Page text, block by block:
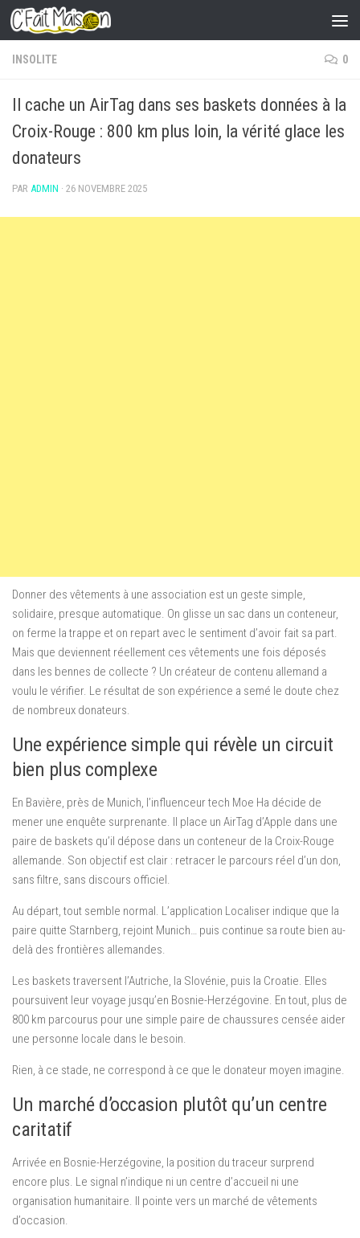
Skip to content
INSOLITE 0
Il cache un AirTag dans ses baskets données à la
Croix-Rouge : 800 km plus loin, la vérité glace les
donateurs
PAR ADMIN · 26 NOVEMBRE 2025
Donner des vêtements à une association est un geste simple,
solidaire, presque automatique. On glisse un sac dans un conteneur,
on ferme la trappe et on repart avec le sentiment d’avoir fait sa part.
Mais que deviennent réellement ces vêtements une fois déposés
dans les bennes de collecte ? Un créateur de contenu allemand a
voulu le vérifier. Le résultat de son expérience a semé le doute chez
de nombreux donateurs.
Une expérience simple qui révèle un circuit
bien plus complexe
En Bavière, près de Munich, l’influenceur tech Moe Ha décide de
mener une enquête surprenante. Il place un AirTag d’Apple dans une
paire de baskets qu’il dépose dans un conteneur de la Croix-Rouge
allemande. Son objectif est clair : retracer le parcours réel d’un don,
sans filtre, sans discours officiel.
Au départ, tout semble normal. L’application Localiser indique que la
paire quitte Starnberg, rejoint Munich… puis continue sa route bien au-
delà des frontières allemandes.
Les baskets traversent l’Autriche, la Slovénie, puis la Croatie. Elles
poursuivent leur voyage jusqu’en Bosnie-Herzégovine. En tout, plus de
800 km parcourus pour une simple paire de chaussures censée aider
une personne locale dans le besoin.
Rien, à ce stade, ne correspond à ce que le donateur moyen imagine.
Un marché d’occasion plutôt qu’un centre
caritatif
Arrivée en Bosnie-Herzégovine, la position du traceur surprend
encore plus. Le signal n’indique ni un centre d’accueil ni une
organisation humanitaire. Il pointe vers un marché de vêtements
d’occasion.